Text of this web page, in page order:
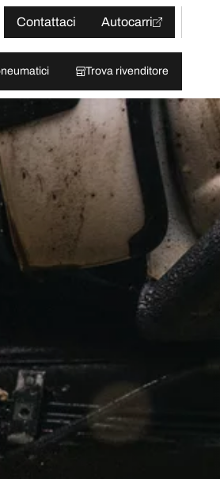
Contattaci
Autocarri
Trova rivenditore